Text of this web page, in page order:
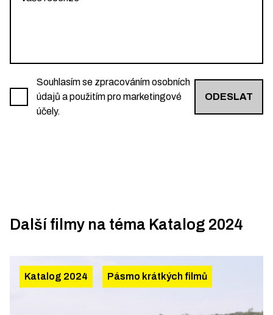
Souhlasím se zpracováním osobních
údajů a použitím pro marketingové
účely.
ODESLAT
Další filmy na téma Katalog 2024
Katalog 2024 Pásmo krátkých filmů